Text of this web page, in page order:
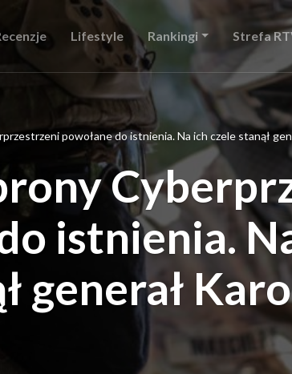
Lifestyle Rankingi Strefa
powołane do istnienia. Na ich czele stanął
istnienia.
generał